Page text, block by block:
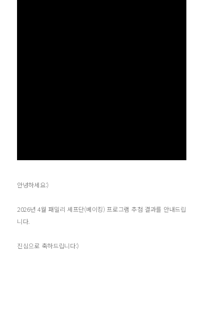
안녕하세요:)
2026년 4월 패밀리 셰프단(베이킹) 프로그램 추첨 결과를 안내드립
니다.
진심으로 축하드립니다:)